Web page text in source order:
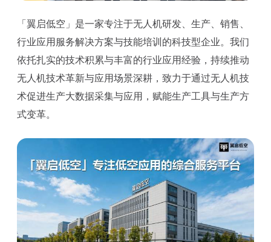
「翼启低空」是一家专注于无人机研发、生产、销售、
行业应用服务解决方案与技能培训的科技型企业。我们
依托扎实的技术积累与丰富的行业应用经验，持续推动
无人机技术革新与应用场景深耕，致力于通过无人机技
术促进生产大数据采集与应用，赋能生产工具与生产方
式变革。